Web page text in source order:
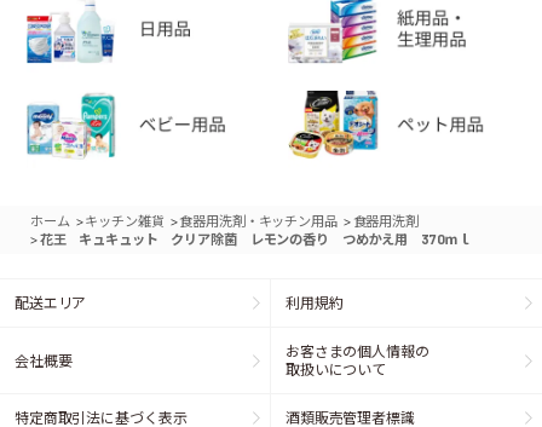
ホーム >キッチン雑貨 >食器用洗剤・キッチン用品 > 食器用洗剤
>花王 キュキュット クリア除菌 レモンの香り つめかえ用 370ｍｌ
配送エリア 利用規約
会社概要
お客さまの個人情報の
取扱いについて
特定商取引法に基づく表示 酒類販売管理者標識